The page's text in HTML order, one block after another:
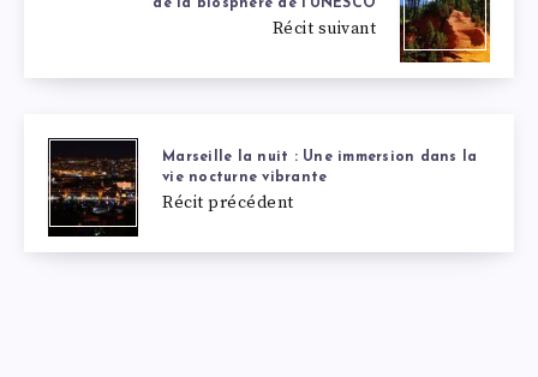
de la biosphère de l’UNESCO
Récit suivant
Marseille la nuit : Une immersion dans la
vie nocturne vibrante
Récit précédent